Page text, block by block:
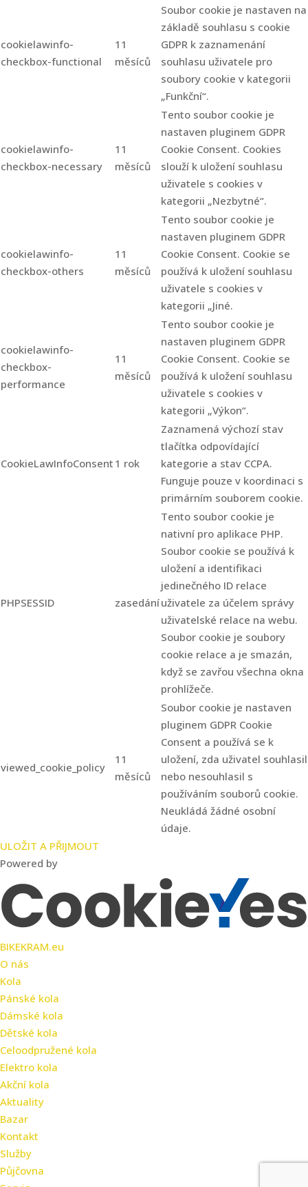
cookielawinfo-
checkbox-functional
11
měsíců
Soubor cookie je nastaven na
základě souhlasu s cookie
GDPR k zaznamenání
souhlasu uživatele pro
soubory cookie v kategorii
„Funkční“.
cookielawinfo-
checkbox-necessary
11
měsíců
Tento soubor cookie je
nastaven pluginem GDPR
Cookie Consent. Cookies
slouží k uložení souhlasu
uživatele s cookies v
kategorii „Nezbytné“.
cookielawinfo-
checkbox-others
11
měsíců
Tento soubor cookie je
nastaven pluginem GDPR
Cookie Consent. Cookie se
používá k uložení souhlasu
uživatele s cookies v
kategorii „Jiné.
cookielawinfo-
checkbox-
performance
11
měsíců
Tento soubor cookie je
nastaven pluginem GDPR
Cookie Consent. Cookie se
používá k uložení souhlasu
uživatele s cookies v
kategorii „Výkon“.
CookieLawInfoConsent 1 rok
Zaznamená výchozí stav
tlačítka odpovídající
kategorie a stav CCPA.
Funguje pouze v koordinaci s
primárním souborem cookie.
PHPSESSID zasedání
Tento soubor cookie je
nativní pro aplikace PHP.
Soubor cookie se používá k
uložení a identifikaci
jedinečného ID relace
uživatele za účelem správy
uživatelské relace na webu.
Soubor cookie je soubory
cookie relace a je smazán,
když se zavřou všechna okna
prohlížeče.
viewed_cookie_policy
11
měsíců
Soubor cookie je nastaven
pluginem GDPR Cookie
Consent a používá se k
uložení, zda uživatel souhlasil
nebo nesouhlasil s
používáním souborů cookie.
Neukládá žádné osobní
údaje.
ULOŽIT A PŘIJMOUT
Powered by
BIKEKRAM.eu
O nás
Kola
Pánské kola
Dámské kola
Dětské kola
Celoodpružené kola
Elektro kola
Akční kola
Aktuality
Bazar
Kontakt
Služby
Půjčovna